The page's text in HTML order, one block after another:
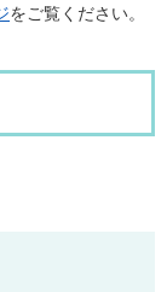
をご覧ください。